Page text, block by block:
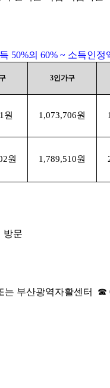
50%의 60% ~ 소득인정
3인가구
원 1,073,706원
원 1,789,510원
방문
는 부산광역자활센터 ☎